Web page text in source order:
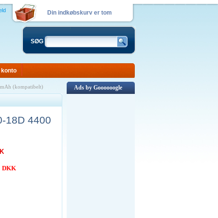
Din indkøbskurv er tom
SØG
konto
(kompatibelt)
18D 4400
DKK
Ads by Goooooogle